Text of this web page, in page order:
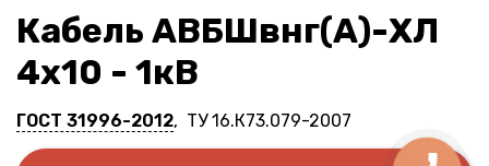
Кабель АВБШвнг(A)-ХЛ
4х10 - 1кВ
ГОСТ 31996-2012, ТУ 16.К73.079-2007